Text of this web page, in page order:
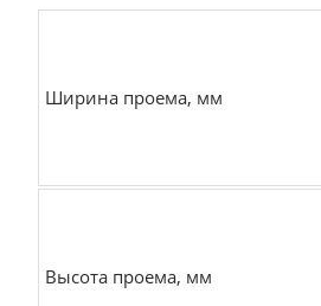
Ширина проема, мм
Высота проема, мм